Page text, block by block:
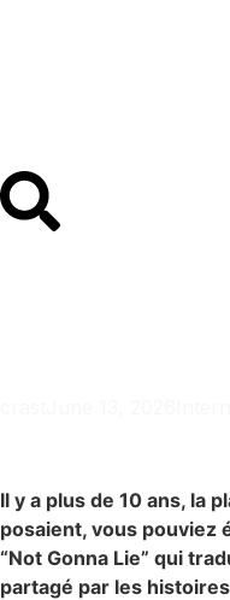
Il y a plus de 10 ans, la
posaient, vous pouviez
“Not Gonna Lie” qui
partagé par les